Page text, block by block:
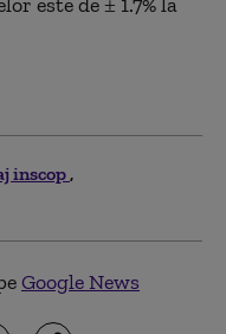
inscop
Google News